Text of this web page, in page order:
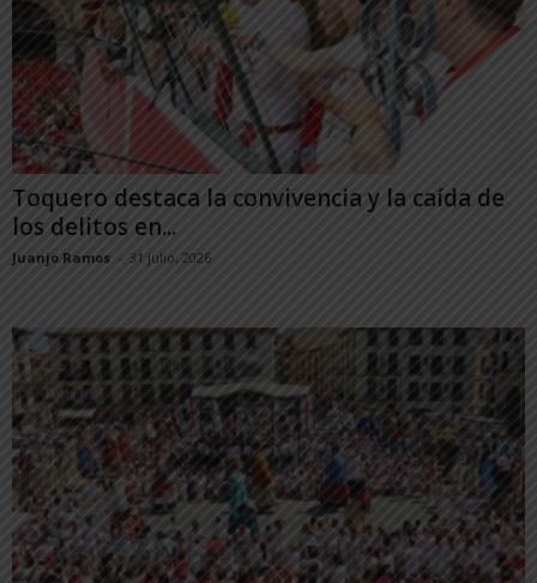
Toquero destaca la convivencia y la caída de
los delitos en...
Juanjo Ramos - 31 julio, 2026